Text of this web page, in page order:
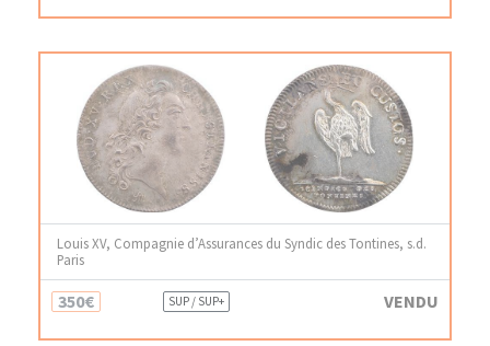
Louis XV, Compagnie d’Assurances du Syndic des Tontines, s.d.
Paris
350€ SUP / SUP+ VENDU